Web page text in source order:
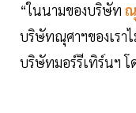
“ในนามของบริษัท
บริษัทณุศาฯของเรา
บริษัทมอร์รีเทิร์นฯ